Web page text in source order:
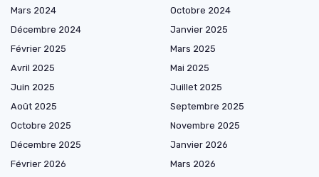
Mars 2024
Octobre 2024
Décembre 2024
Janvier 2025
Février 2025
Mars 2025
Avril 2025
Mai 2025
Juin 2025
Juillet 2025
Août 2025
Septembre 2025
Octobre 2025
Novembre 2025
Décembre 2025
Janvier 2026
Février 2026
Mars 2026